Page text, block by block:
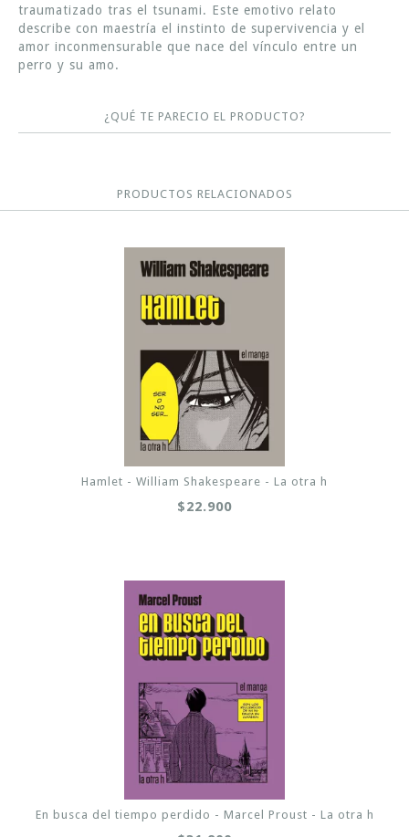
traumatizado tras el tsunami. Este emotivo relato
describe con maestría el instinto de supervivencia y el
amor inconmensurable que nace del vínculo entre un
perro y su amo.
¿QUÉ TE PARECIO EL PRODUCTO?
PRODUCTOS RELACIONADOS
Hamlet - William Shakespeare - La otra h
$22.900
En busca del tiempo perdido - Marcel Proust - La otra h